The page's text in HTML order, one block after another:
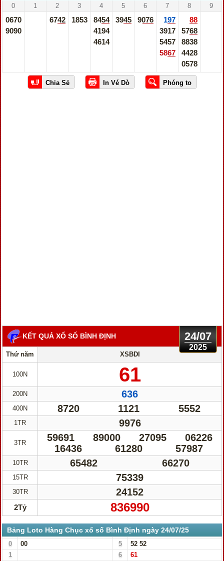
0 1 2 3 4 5 6 7 8 9
0670
9090
6742 1853
8454
4194
4614
3945 9076
197
3917
5457
5867
88
5768
8838
4428
0578
KẾT QUẢ XỔ SỐ BÌNH ĐỊNH 24/07
2025
Thứ năm XSBDI
100N 61
200N 636
400N 8720 1121 5552
1TR 9976
3TR 59691 89000 27095
06226
16436
61280 57987
10TR 65482 66270
15TR 75339
30TR 24152
2Tỷ 836990
Bảng Loto Hàng Chục xổ số Bình Định ngày 24/07/25
0 00 5 52 52
1
6 61